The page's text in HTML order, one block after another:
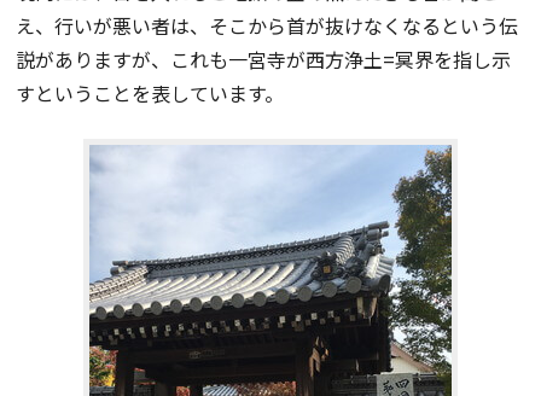
え、行いが悪い者は、そこから首が抜けなくなるという伝
説がありますが、これも一宮寺が西方浄土=冥界を指し示
すということを表しています。